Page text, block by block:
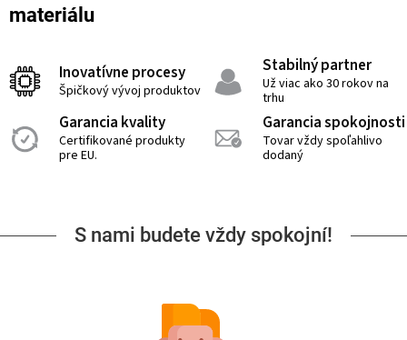
materiálu
Inovatívne procesy
Špičkový vývoj produktov
Stabilný partner
Už viac ako 30 rokov na
trhu
Garancia kvality
Certifikované produkty
pre EU.
Garancia spokojnosti
Tovar vždy spoľahlivo
dodaný
S nami budete vždy spokojní!